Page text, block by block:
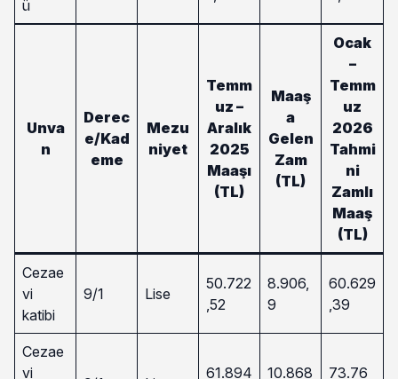
ü
Unva
n
Derec
e/Kad
eme
Mezu
niyet
Temm
uz –
Aralık
2025
Maaşı
(TL)
Maaş
a
Gelen
Zam
(TL)
Ocak
–
Temm
uz
2026
Tahmi
ni
Zamlı
Maaş
(TL)
Cezae
vi
katibi
9/1 Lise
50.722
,52
8.906,
9
60.629
,39
Cezae
vi
61.894
10.868
73.76